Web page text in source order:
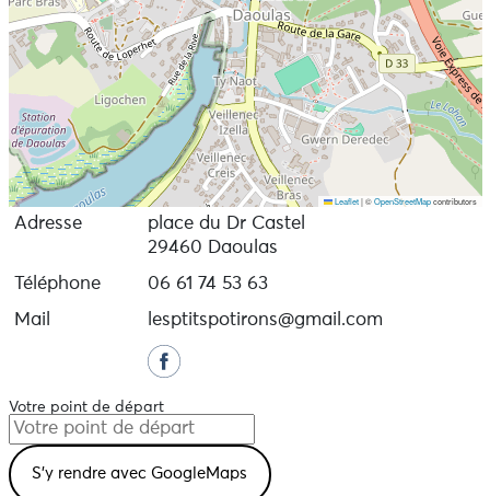
Leaflet |©OpenStreetMapcontributors
Adresse
place du Dr Castel
29460 Daoulas
Téléphone
06 61 74 53 63
Mail
lesptitspotirons@gmail.com
Votre point de départ